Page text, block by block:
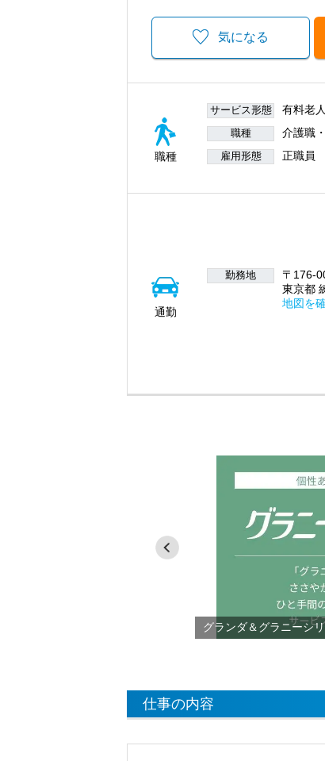
気になる
職種
サービス形態 有料老
職種 介護職
雇用形態 正職員
通勤
勤務地
〒176-
東京都
地図を
グランダ＆グラニーシ
仕事の内容